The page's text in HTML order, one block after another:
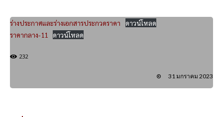
ร่างประกาศและร่างเอกสารประกวดราคา
ดาวน์โหลด
ราคากลาง-11
ดาวน์โหลด
232
31 มกราคม 2023